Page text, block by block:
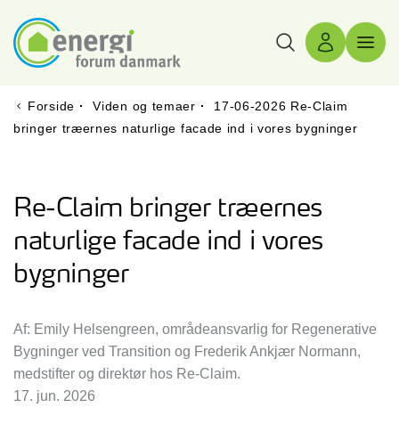
Søg Log ind
Forside · Viden og temaer ·
17-06-2026 Re-Claim
bringer træernes naturlige facade ind i vores bygninger
Re-Claim bringer træernes
naturlige facade ind i vores
bygninger
Af: Emily Helsengreen, områdeansvarlig for Regenerative
Bygninger ved Transition og Frederik Ankjær Normann,
medstifter og direktør hos Re-Claim.
17. jun. 2026